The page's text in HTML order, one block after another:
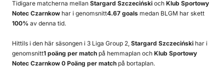
Tidigare matcherna mellan Stargard Szczeciński och Klub Sportowy
Notec Czarnkow har i genomsnitt4.67 goals medan BLGM har skett
100% av denna tid.
Hittils i den här säsongen i 3 Liga Group 2, Stargard Szczeciński har i
genomsnitt1 poäng per match på hemmaplan och Klub Sportowy
Notec Czarnkow 0 Poäng per match på bortaplan.